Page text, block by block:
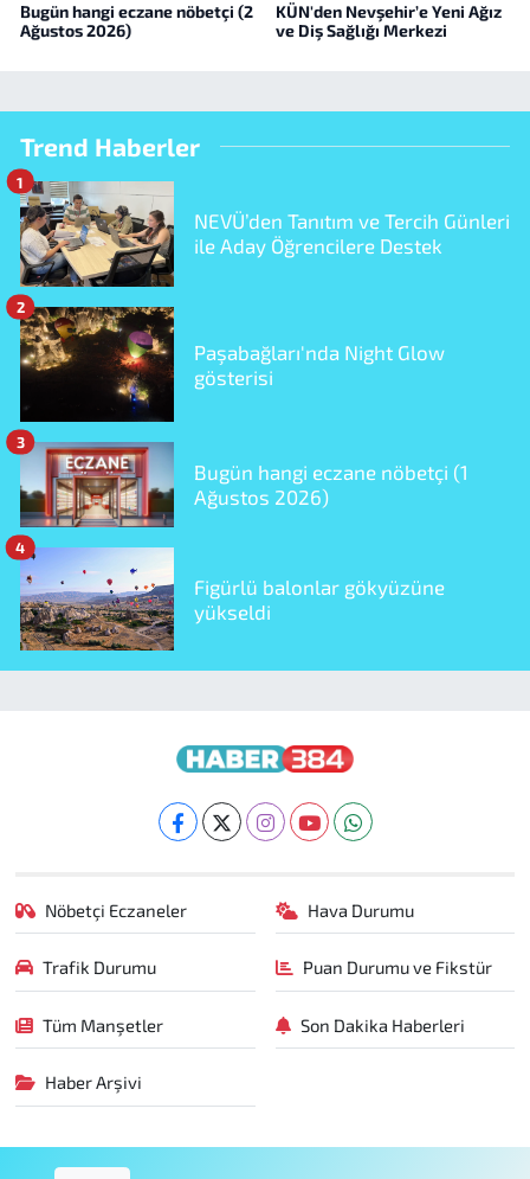
Bugün hangi eczane nöbetçi (2
Ağustos 2026)
KÜN'den Nevşehir’e Yeni Ağız
ve Diş Sağlığı Merkezi
Trend Haberler
NEVÜ’den Tanıtım ve Tercih Günleri
ile Aday Öğrencilere Destek
1
Paşabağları'nda Night Glow
gösterisi
2
Bugün hangi eczane nöbetçi (1
Ağustos 2026)
3
Figürlü balonlar gökyüzüne
yükseldi
4
Nöbetçi Eczaneler Hava Durumu
Trafik Durumu Puan Durumu ve Fikstür
Tüm Manşetler Son Dakika Haberleri
Haber Arşivi